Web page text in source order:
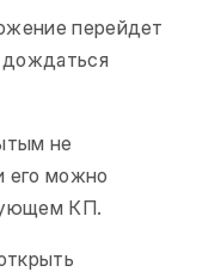
перейдет
не
его можно
КП.